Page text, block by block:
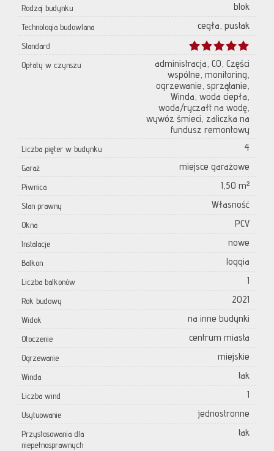
Rodzaj budynku blok
Technologia budowlana cegła, pustak
Standard
Opłaty w czynszu
administracja, CO, Części
wspólne, monitoring,
ogrzewanie, sprzątanie,
Winda, woda ciepła,
woda/ryczałt na wodę,
wywóz śmieci, zaliczka na
fundusz remontowy
Liczba pięter w budynku 4
Garaż miejsce garażowe
Piwnica 1,50 m²
Stan prawny Własność
Okna PCV
Instalacje nowe
Balkon loggia
Liczba balkonów 1
Rok budowy 2021
Widok na inne budynki
Otoczenie centrum miasta
Ogrzewanie miejskie
Winda tak
Liczba wind 1
Usytuowanie jednostronne
Przystosowania dla
niepełnosprawnych
tak